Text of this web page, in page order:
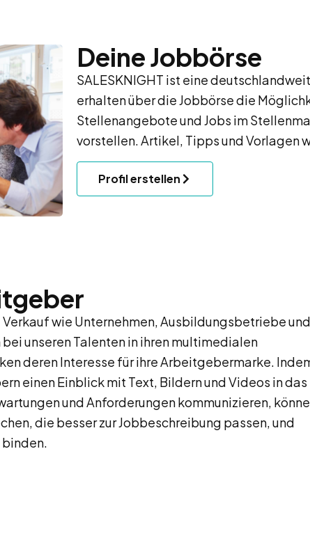
Deine Jobbörse
SALESKNIGHT ist eine
erhalten über die Jobbörse die
Stellenangebote und Jobs im
vorstellen. Artikel, Tipps und Vorlagen
Profil erstellen
wie Unternehmen, Ausbildungsbetriebe und
unseren Talenten in ihren multimedialen
deren Interesse für ihre Arbeitgebermarke.
einen Einblick mit Text, Bildern und Videos in das
und Anforderungen kommunizieren,
die besser zur Jobbeschreibung passen, und